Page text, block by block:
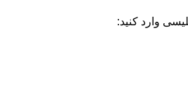
وارد کنید: